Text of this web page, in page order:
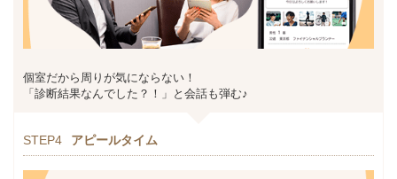
個室だから周りが気にならない！
「診断結果なんでした？！」と会話も弾む♪
STEP4 アピールタイム